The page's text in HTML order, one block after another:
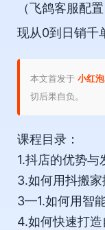
（飞鸽客服配
现从0到日销千
本文首发于 小红泡
切后果自负。
课程目录：
1.抖店的优势与
3.如何用抖搬
3—1.如何用智
4.如何快速打